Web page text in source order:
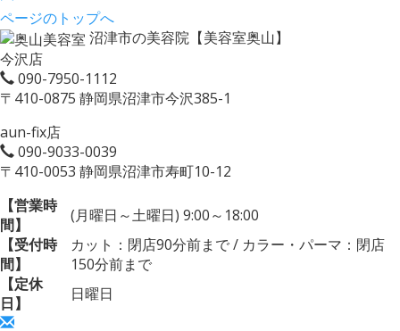
ページのトップへ
沼津市の美容院【美容室奥山】
今沢店
090-7950-1112
〒410-0875 静岡県沼津市今沢385-1
aun-fix店
090-9033-0039
〒410-0053 静岡県沼津市寿町10-12
【営業時
間】
(月曜日～土曜日) 9:00～18:00
【受付時
間】
カット：閉店90分前まで / カラー・パーマ：閉店
150分前まで
【定休
日】
日曜日